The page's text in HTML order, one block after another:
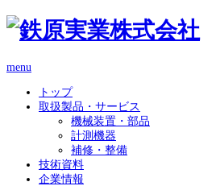
menu
トップ
取扱製品・サービス
機械装置・部品
計測機器
補修・整備
技術資料
企業情報